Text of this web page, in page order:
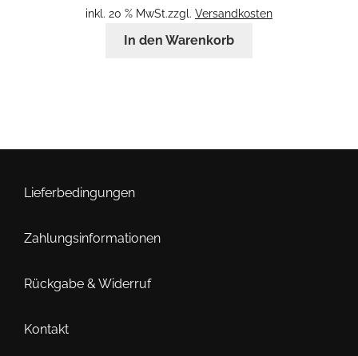
inkl. 20 % MwSt.zzgl. Versandkosten
In den Warenkorb
Lieferbedingungen
Zahlungsinformationen
Rückgabe & Widerruf
Kontakt